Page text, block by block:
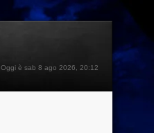
Oggi è sab 8 ago 2026, 20:12